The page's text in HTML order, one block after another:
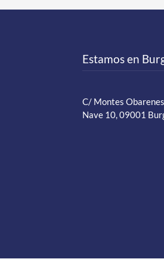
Estamos en
C/ Montes
Nave 10, 09001